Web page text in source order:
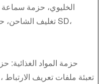
الخليوي، حزمة سماعة
تعبئة ملفات تعريف الارتباط